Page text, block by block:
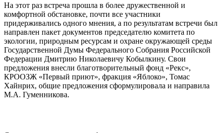
На этот раз встреча прошла в более дружественной и
комфортной обстановке, почти все участники
придерживались одного мнения, а по результатам встречи был
направлен пакет документов председателю комитета по
экологии, природным ресурсам и охране окружающей среды
Государственной Думы Федерального Собрания Российской
Федерации Дмитрию Николаевичу Кобылкину. Свои
предложения внесли благотворительный фонд «Рекс»,
КРООЗЖ «Первый приют», фракция «Яблоко», Томас
Хайнрих, общие предложения сформулировала и направила
М.А. Гуменникова.